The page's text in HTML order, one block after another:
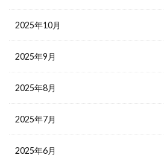
2025年10月
2025年9月
2025年8月
2025年7月
2025年6月